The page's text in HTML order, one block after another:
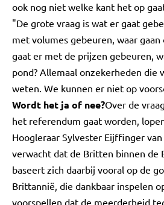
ook nog niet welke kant het op
"De grote vraag is wat er gaat
met volumes gebeuren, waar
gaat er met de prijzen gebeuren,
pond? Allemaal onzekerheden die
weten. We kunnen er niet op
Wordt het ja of nee?Over de
het referendum gaat worden,
Hoogleraar Sylvester Eijffinger
verwacht dat de Britten binnen de
baseert zich daarbij vooral op de
Brittannië, die dankbaar inspelen
voorspellen dat de meerderheid